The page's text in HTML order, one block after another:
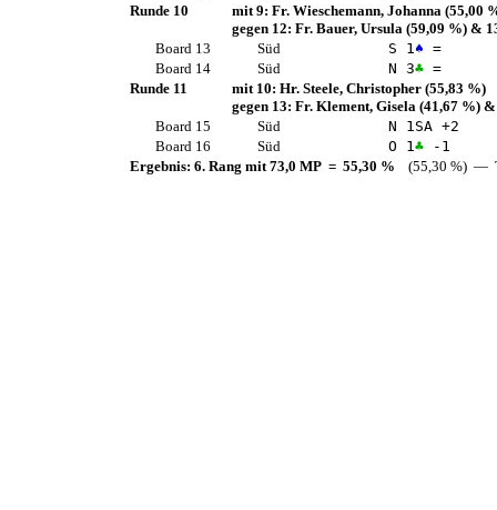
Runde 10
mit 9: Fr. Wieschemann, Johanna (55,00
gegen 12: Fr. Bauer, Ursula (59,09 %) &
Board 13
Süd S 1 ♠ =
Board 14
Süd N 3♣ =
Runde 11
mit 10: Hr. Steele, Christopher (55,83 %)
gegen 13: Fr. Klement, Gisela (41,67 %)
Board 15
Süd N 1 SA +2
Board 16
Süd O 1 ♣ -1
Ergebnis: 6. Rang mit 73,0 MP = 55,30 % (55,30 %) —